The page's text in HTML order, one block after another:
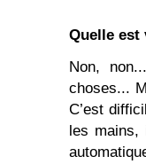
Quelle est
Non,
choses...
C’est
les